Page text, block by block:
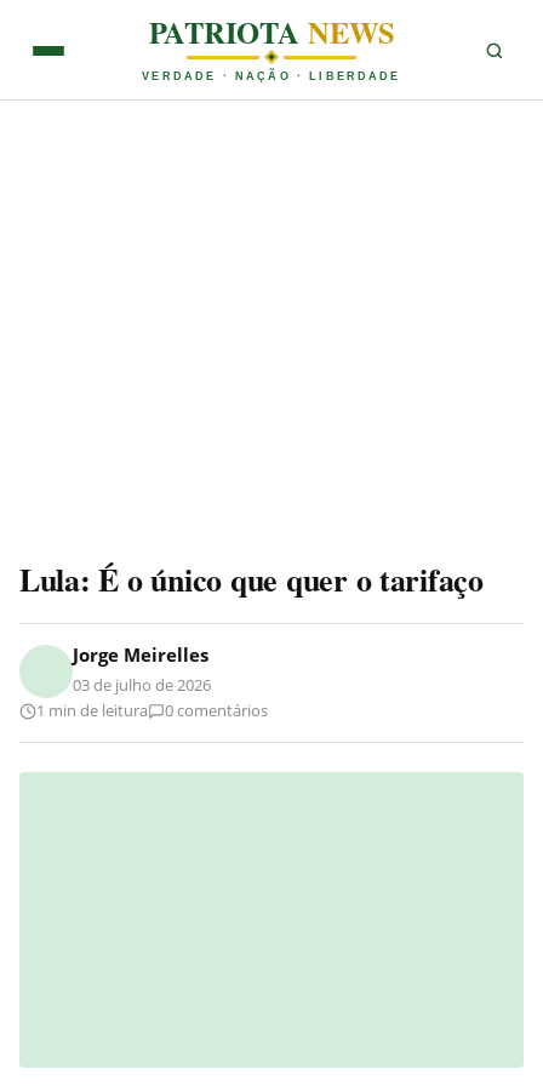
PATRIOTANEWS
VERDADE · NAÇÃO · LIBERDADE
Lula: É o único que quer o tarifaço
Jorge Meirelles
03 de julho de 2026
1 min de leitura
0 comentários